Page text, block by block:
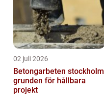
02 juli 2026
Betongarbeten stockholm
grunden för hållbara
projekt